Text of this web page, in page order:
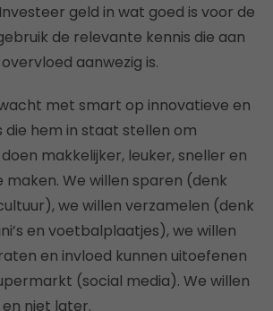
geld in wat goed is voor de
de relevante kennis die aan
aanwezig is.
met smart op innovatieve en
die hem in staat stellen om
makkelijker, leuker, sneller en
We willen sparen (denk
we willen verzamelen (denk
en voetbalplaatjes), we willen
en invloed kunnen uitoefenen
(social media). We willen
niet later.